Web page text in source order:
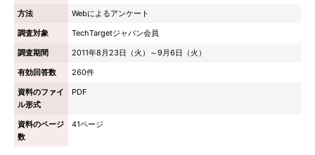
方法
Webによるアンケート
調査対象
TechTargetジャパン会員
調査期間
2011年8月23日（火）～9月6日（火）
有効回答数
260件
資料のファイ
ル形式
PDF
資料のページ
数
41ページ